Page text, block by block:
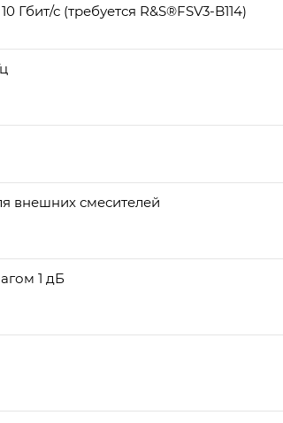
Гбит/с (требуется R&S®FSV3-B114)
внешних смесителей
1 дБ